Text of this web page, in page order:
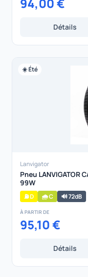
Détails
☀️ Été
Lanvigator
Pneu LANVIGATOR
99W
⛽ D 🌧️ C 🔊 72dB
À PARTIR DE
95,10 €
Détails